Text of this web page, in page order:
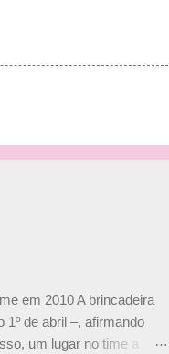
em 2010 A brincadeira
1º de abril –, afirmando
um lugar no time a